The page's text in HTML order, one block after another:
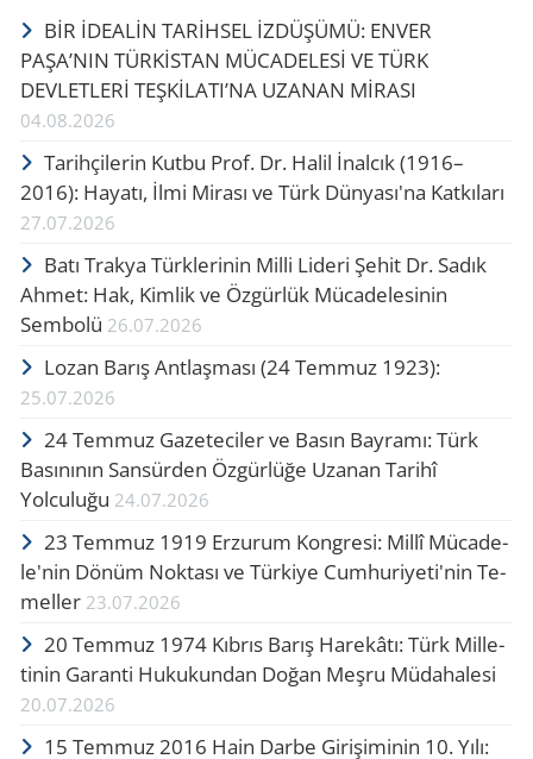
BİR İDEALİN TARİHSEL İZDÜŞÜMÜ: ENVER
PAŞA’NIN TÜRKİSTAN MÜCADELESİ VE TÜRK
DEVLETLERİ TEŞKİLATI’NA UZANAN MİRASI
04.08.2026
Tarihçilerin Kutbu Prof. Dr. Halil İnalcık (1916–
2016): Hayatı, İlmi Mirası ve Türk Dünyası'na Katkıları
27.07.2026
Batı Trakya Türklerinin Milli Lideri Şehit Dr. Sadık
Ahmet: Hak, Kimlik ve Özgürlük Mücadelesinin
Sembolü 26.07.2026
Lozan Barış Ant­laş­ma­sı (24 Tem­muz 1923):
25.07.2026
24 Temmuz Gazeteciler ve Basın Bayramı: Türk
Basınının Sansürden Özgürlüğe Uzanan Tarihî
Yolculuğu 24.07.2026
23 Tem­muz 1919 Er­zu­rum Kong­re­si: Millî Mü­ca­de­
le'nin Dönüm Nok­ta­sı ve Tür­ki­ye Cum­hu­ri­ye­ti'nin Te­
mel­le­r 23.07.2026
20 Tem­muz 1974 Kıb­rıs Barış Ha­re­kâ­tı: Türk Mil­le­
ti­nin Ga­ran­ti Hu­ku­kun­dan Doğan Meşru Mü­da­ha­le­si
20.07.2026
15 Tem­muz 2016 Hain Darbe Gi­ri­şi­mi­nin 10. Yılı: